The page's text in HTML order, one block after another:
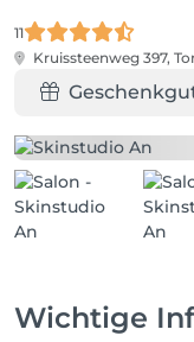
11
Kruissteenweg 397,
Wichtige